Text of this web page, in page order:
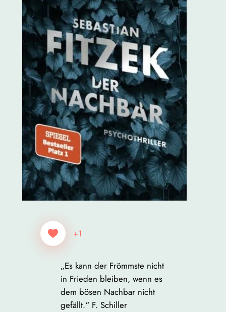
+1
„Es kann der Frömmste nicht
in Frieden bleiben, wenn es
dem bösen Nachbar nicht
gefällt.“ F. Schiller